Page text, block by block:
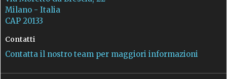
Milano - Italia
CAP 20133
Contatti
Contatta il nostro team per maggiori informazioni